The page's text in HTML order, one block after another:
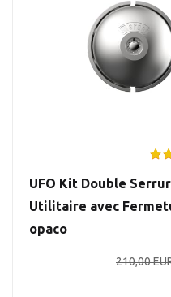
UFO Kit Double
Utilitaire avec
opaco
210,00